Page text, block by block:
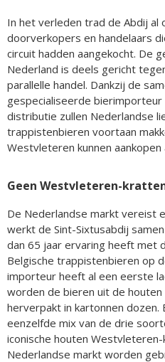
In het verleden trad de Abdij al
doorverkopers en handelaars
circuit hadden aangekocht. De
Nederland is deels gericht
parallelle handel. Dankzij de
gespecialiseerde
distributie zullen Nederlandse
trappistenbieren voortaan
Westvleteren kunnen
Geen Westvleteren-
De Nederlandse markt vereist
werkt de Sint-Sixtusabdij
dan 65 jaar ervaring heeft met
Belgische trappistenbieren op
importeur heeft al een eerste
worden de bieren uit de
herverpakt in kartonnen
eenzelfde mix van de drie
iconische houten
Nederlandse markt worden